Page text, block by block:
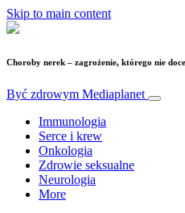
Skip to main content
Choroby nerek – zagrożenie, którego nie
Być zdrowym Mediaplanet
Immunologia
Serce i krew
Onkologia
Zdrowie seksualne
Neurologia
More